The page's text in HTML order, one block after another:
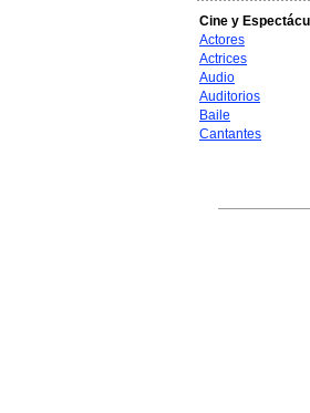
Cine y
Actores
Actrices
Audio
Auditorios
Baile
Cantantes